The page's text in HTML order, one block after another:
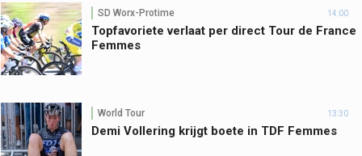
SD Worx-Protime 14:00
Topfavoriete verlaat per direct Tour de France
Femmes
World Tour 13:30
Demi Vollering krijgt boete in TDF Femmes